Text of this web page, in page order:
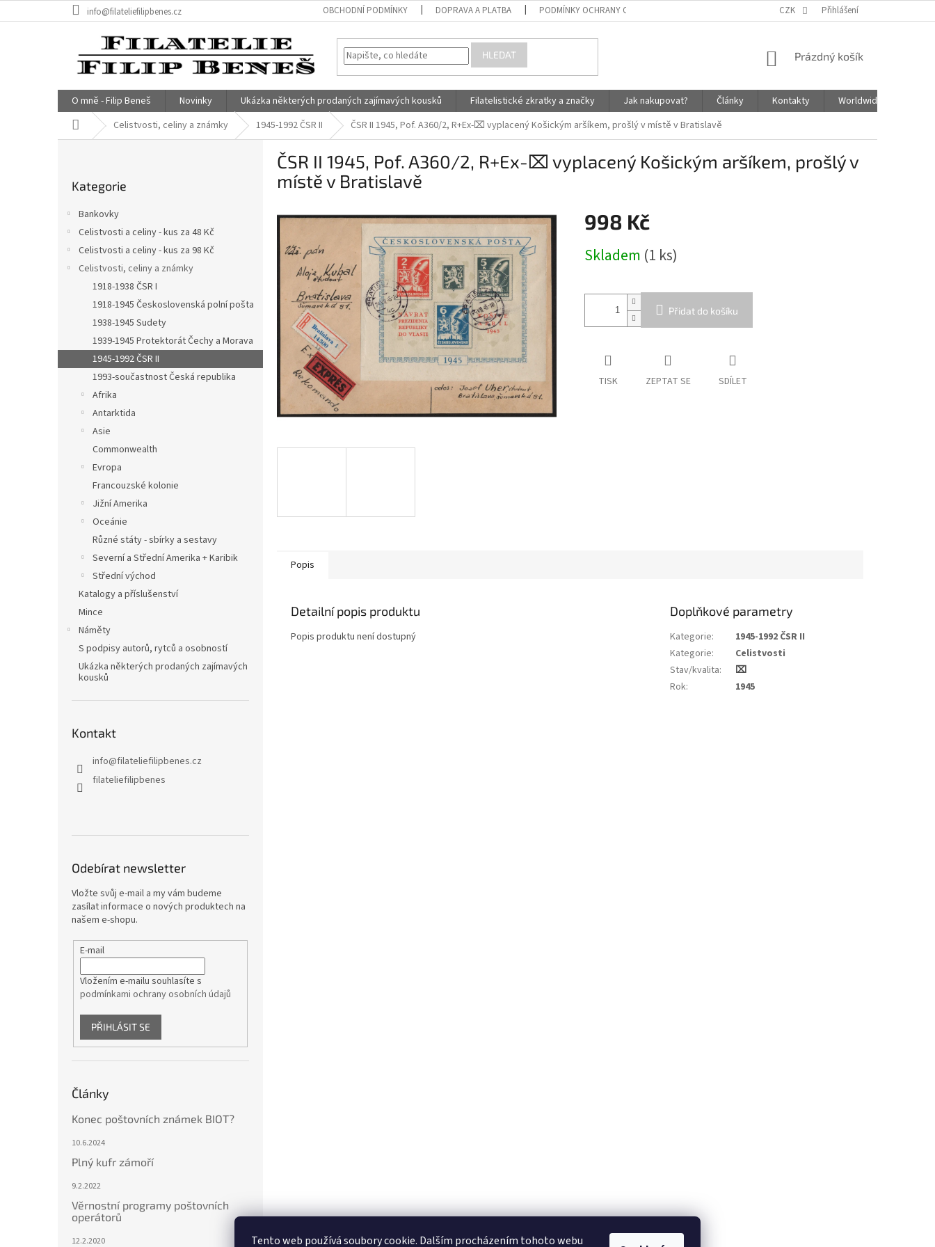
Tento web používá soubory cookie. Dalším procházením tohoto webu
na
info@filateliefilipbenes.cz OBCHODNÍ PODMÍNKY DOPRAVA A PLATBA PODMÍNKY OCHRANY OSOBNÍCH ÚDAJŮ ZÁSADY SOUBORŮ COOKIES
CZK Přihlášení
HLEDAT
NÁKUPNÍ
Prázdný košík
O mně - Filip Beneš Novinky Ukázka některých prodaných zajímavých kousků Filatelistické zkratky a značky Jak nakupovat? Články Kontakty
Worldwide Shipping
Domů Celistvosti, celiny a známky 1945-1992 ČSR II ČSR II 1945, Pof. A360/2, R+Ex-⌧ vyplacený Košickým aršíkem, prošlý v místě v Bratislavě
l
kategorie
Kategorie
Bankovky
Celistvosti a celiny - kus za 48 Kč
Celistvosti a celiny - kus za 98 Kč
Celistvosti, celiny a známky
1918-1938 ČSR I
1918-1945 Československá polní pošta
1938-1945 Sudety
1939-1945 Protektorát Čechy a Morava
1945-1992 ČSR II
1993-součastnost Česká republika
Afrika
Antarktida
Asie
Commonwealth
Evropa
Francouzské kolonie
Jižní Amerika
Oceánie
Různé státy - sbírky a sestavy
Severní a Střední Amerika + Karibik
Střední východ
Katalogy a příslušenství
Mince
Náměty
S podpisy autorů, rytců a osobností
Ukázka některých prodaných zajímavých
kousků
Kontakt
info@filateliefilipbenes.cz
filateliefilipbenes
Odebírat newsletter
Vložte svůj e-mail a my vám budeme
zasílat informace o nových produktech na
našem e-shopu.
E-mail
Vložením e-mailu souhlasíte s
podmínkami ochrany osobních údajů
PŘIHLÁSIT SE
Články
Konec poštovních známek BIOT?
10.6.2024
Plný kufr zámoří
9.2.2022
Věrnostní programy poštovních
operátorů
12.2.2020
ČSR II 1945, Pof. A360/2, R+Ex-⌧ vyplacený Košickým aršíkem, prošlý v
místě v Bratislavě
998 Kč
cena:
Skladem (1 ks)
Přidat do košíku
TISK ZEPTAT SE SDÍLET
Popis
Detailní popis produktu
Popis produktu není dostupný
Doplňkové parametry
Kategorie:
1945-1992 ČSR II
Kategorie:
Celistvosti
Stav/kvalita:
⌧
Rok: 1945